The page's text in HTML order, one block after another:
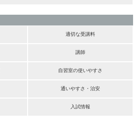
適切な受講料
講師
自習室の使いやすさ
通いやすさ・治安
入試情報